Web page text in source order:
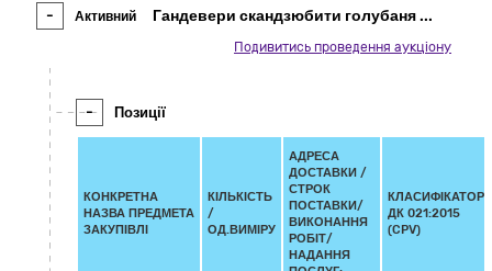
- Активний Гандевери скандзюбити голубаня...
Подивитись проведення аукціону
- Позиції
КОНКРЕТНА
НАЗВА ПРЕДМЕТА
ЗАКУПІВЛІ
КІЛЬКІСТЬ
/
ОД.ВИМІРУ
АДРЕСА
ДОСТАВКИ /
СТРОК
ПОСТАВКИ/
ВИКОНАННЯ
РОБІТ/
НАДАННЯ
КЛАСИФІКАТОР
ДК 021:2015
(CPV)